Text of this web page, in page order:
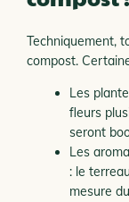
Techniquement,
compost.
Les
fleurs
seront
Les
: le
mesure